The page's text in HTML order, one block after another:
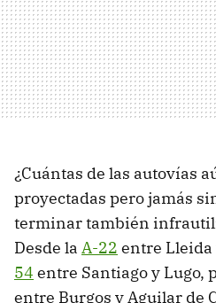
¿Cuántas de las autovías
proyectadas pero jamás
terminar también
Desde la A-22 entre Lleida
54 entre Santiago y Lugo,
entre Burgos y Aguilar de